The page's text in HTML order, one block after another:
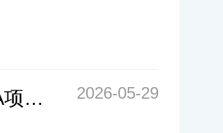
2027年北京理工大学管理学院EMBA项目“明理‧精工”商领计划方案 2026-05-29